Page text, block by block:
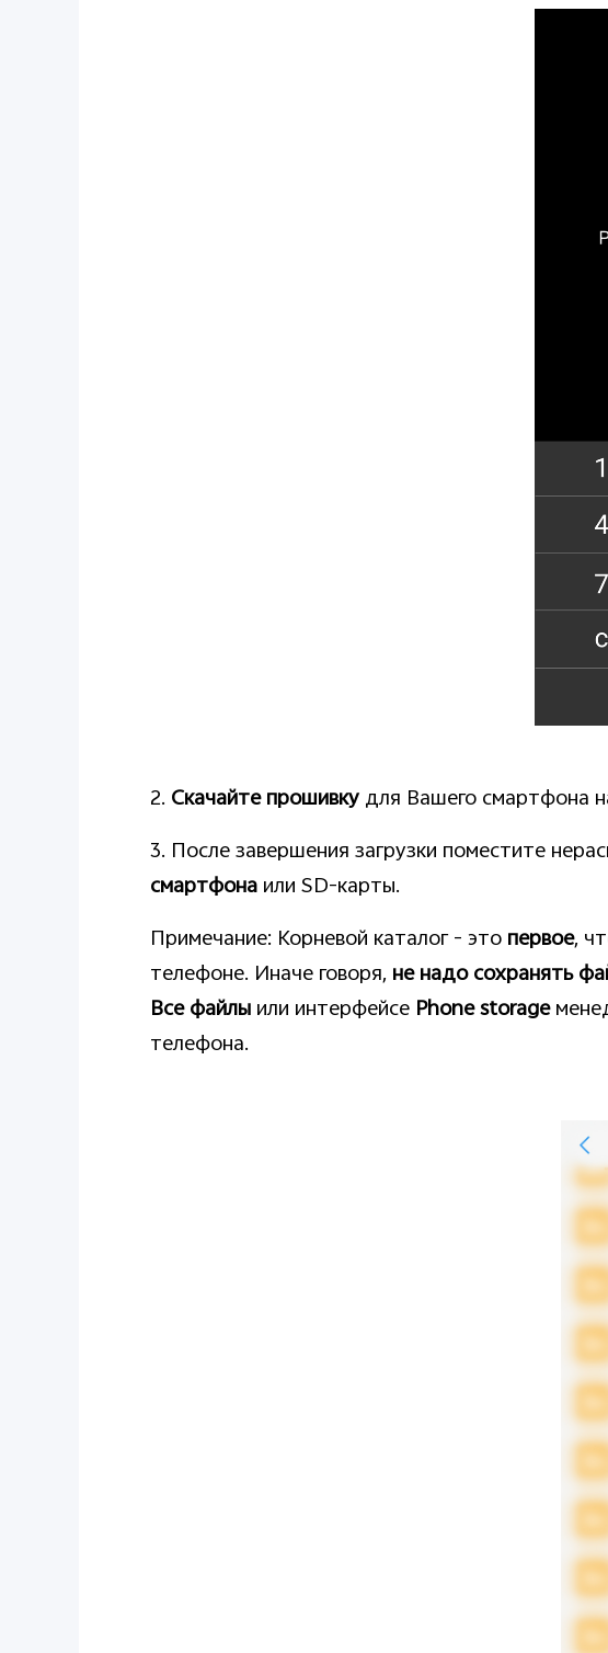
2. Скачайте прошивкудля Вашего смартфона
3. После завершения загрузки поместите
смартфонаили SD-карты.
Примечание: Корневой каталог - этопервое,
телефоне. Иначе говоря, не надо сохранять
Все файлыили интерфейсе Phone storage
телефона.